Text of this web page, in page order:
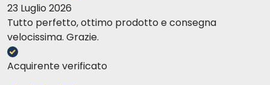
23 Luglio 2026
Tutto perfetto, ottimo prodotto e consegna
velocissima. Grazie.
Acquirente verificato